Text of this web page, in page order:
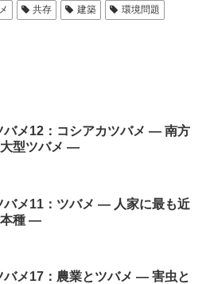
共存 建築
環境問題
バメ12：コシアカツバメ ― 南方
型ツバメ ―
バメ11：ツバメ ― 人家に最も近
種 ―
バメ17：農業とツバメ ― 害虫と